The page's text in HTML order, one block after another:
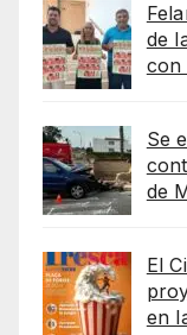
de
con
Se
de
El
en